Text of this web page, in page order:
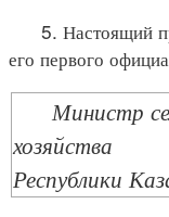
5. Настоящий
его первого
Министр
хозяйства
Республики